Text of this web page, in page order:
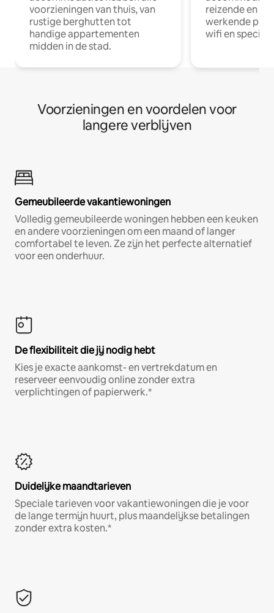
voorzieningen van thuis, van
rustige berghutten tot
handige appartementen
midden in de stad.
reizende en
werkende
wifi en
Voorzieningen en voordelen voor
langere verblijven
Gemeubileerde vakantiewoningen
Volledig gemeubileerde woningen hebben een keuken
en andere voorzieningen om een maand of langer
comfortabel te leven. Ze zijn het perfecte alternatief
voor een onderhuur.
De flexibiliteit die jij nodig hebt
Kies je exacte aankomst- en vertrekdatum en
reserveer eenvoudig online zonder extra
verplichtingen of papierwerk.*
Duidelijke maandtarieven
Speciale tarieven voor vakantiewoningen die je voor
de lange termijn huurt, plus maandelijkse betalingen
zonder extra kosten.*